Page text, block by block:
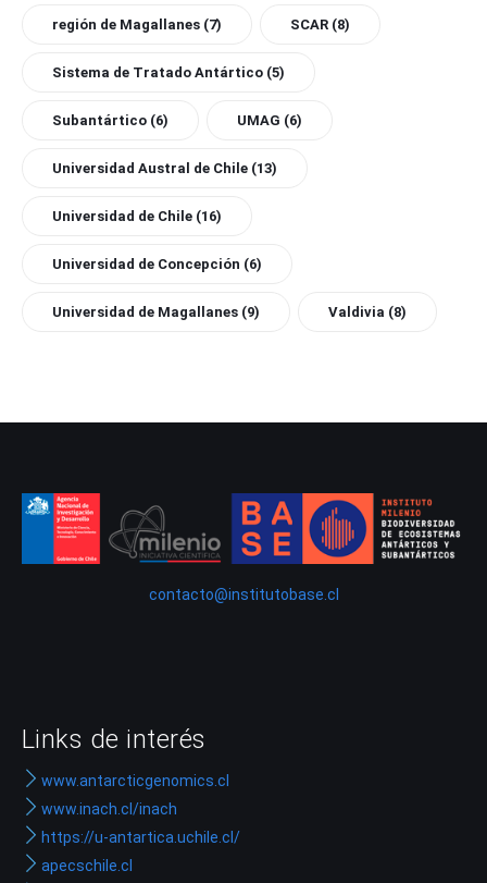
región de Magallanes (7) SCAR (8)
Sistema de Tratado Antártico (5)
Subantártico (6) UMAG (6)
Universidad Austral de Chile (13)
Universidad de Chile (16)
Universidad de Concepción (6)
Universidad de Magallanes (9) Valdivia (8)
contacto@institutobase.cl
Links de interés
www.antarcticgenomics.cl
www.inach.cl/inach
https://u-antartica.uchile.cl/
apecschile.cl